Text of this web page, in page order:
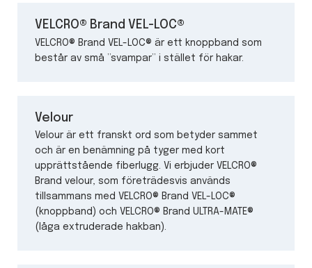
VELCRO® Brand VEL-LOC®
VELCRO® Brand VEL-LOC® är ett knoppband som
består av små ”svampar” i stället för hakar.
Velour
Velour är ett franskt ord som betyder sammet
och är en benämning på tyger med kort
upprättstående fiberlugg. Vi erbjuder VELCRO®
Brand velour, som företrädesvis används
tillsammans med VELCRO® Brand VEL-LOC®
(knoppband) och VELCRO® Brand ULTRA-MATE®
(låga extruderade hakban).